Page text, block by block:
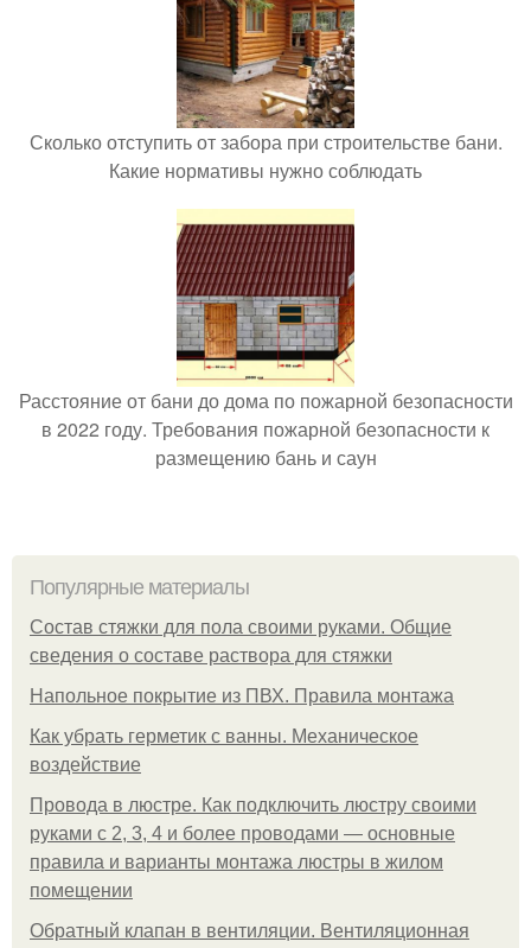
Сколько отступить от забора при строительстве бани.
Какие нормативы нужно соблюдать
Расстояние от бани до дома по пожарной безопасности
в 2022 году. Требования пожарной безопасности к
размещению бань и саун
Популярные материалы
Состав стяжки для пола своими руками. Общие
сведения о составе раствора для стяжки
Напольное покрытие из ПВХ. Правила монтажа
Как убрать герметик с ванны. Механическое
воздействие
Провода в люстре. Как подключить люстру своими
руками с 2, 3, 4 и более проводами — основные
правила и варианты монтажа люстры в жилом
помещении
Обратный клапан в вентиляции. Вентиляционная